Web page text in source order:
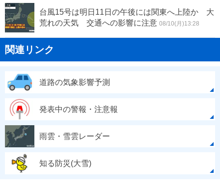
台風15号は明日11日の午後には関東へ上陸か 大
荒れの天気 交通への影響に注意 08/10(月)13:28
関連リンク
道路の気象影響予測
発表中の警報・注意報
雨雲・雪雲レーダー
知る防災(大雪)